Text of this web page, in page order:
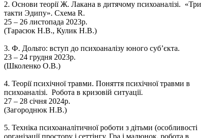
2. Основи теорії Ж. Лакана в дитячому психоаналізі. «Три
такти Эдипу». Схема R.
25 – 26 листопада 2023р.
(Тарасюк Н.В., Кулик Н.В.)
3. Ф. Дольто: вступ до психоаналізу юного суб’єкта.
23 – 24 грудня 2023р.
(Школенко О.В.)
4. Теорії психічної травми. Поняття психічної травми в
психоаналізі. Робота в кризовій ситуації.
27 – 28 січня 2024р.
(Загороднюк Н.В.)
5. Техніка психоаналітичної роботи з дітьми (особливості
організації простору і сеттінгу. Гра і малюнок, робота в